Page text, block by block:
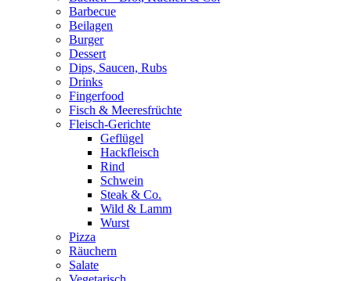
Barbecue
Beilagen
Burger
Dessert
Dips, Saucen, Rubs
Drinks
Fingerfood
Fisch & Meeresfrüchte
Fleisch-Gerichte
Geflügel
Hackfleisch
Rind
Schwein
Steak & Co.
Wild & Lamm
Wurst
Pizza
Räuchern
Salate